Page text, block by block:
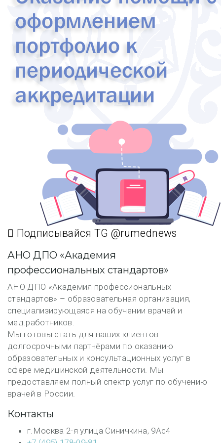
Подписывайся TG @rumednews
АНО ДПО «Академия
профессиональных стандартов»
АНО ДПО «Академия профессиональных
стандартов» – образовательная организация,
специализирующаяся на обучении врачей и
мед.работников.
Мы готовы стать для наших клиентов
долгосрочными партнёрами по оказанию
образовательных и консультационных услуг в
сфере медицинской деятельности. Мы
предоставляем полный спектр услуг по обучению
врачей в России.
Контакты
г.Москва 2-я улица Синичкина, 9Ас4